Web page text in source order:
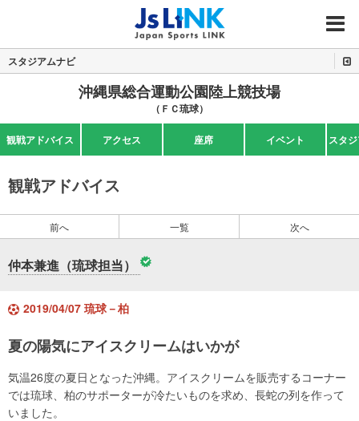
MENU
スタジアムナビ
沖縄県総合運動公園陸上競技場
（ＦＣ琉球）
観戦アドバイス アクセス 座席 イベント スタ
観戦アドバイス
前へ 一覧 次へ
仲本兼進（琉球担当）
2019/04/07 琉球－柏
夏の陽気にアイスクリームはいかが
気温26度の夏日となった沖縄。アイスクリームを販売するコーナー
では琉球、柏のサポーターが冷たいものを求め、長蛇の列を作って
いました。